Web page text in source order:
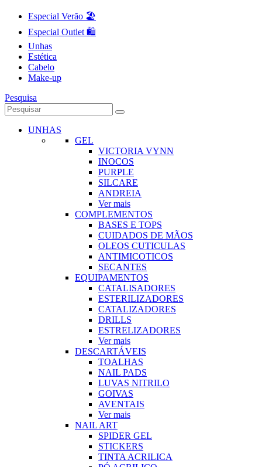
Especial Verão 🏖️
Especial Outlet 🛍️
Unhas
Estética
Cabelo
Make-up
Pesquisa
UNHAS
GEL
VICTORIA VYNN
INOCOS
PURPLE
SILCARE
ANDREIA
Ver mais
COMPLEMENTOS
BASES E TOPS
CUIDADOS DE MÃOS
OLEOS CUTICULAS
ANTIMICOTICOS
SECANTES
EQUIPAMENTOS
CATALISADORES
ESTERILIZADORES
CATALIZADORES
DRILLS
ESTRELIZADORES
Ver mais
DESCARTÁVEIS
TOALHAS
NAIL PADS
LUVAS NITRILO
GOIVAS
AVENTAIS
Ver mais
NAIL ART
SPIDER GEL
STICKERS
TINTA ACRILICA